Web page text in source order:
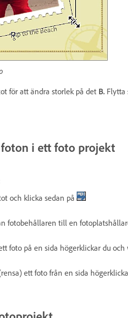
för att ändra storlek på det B. Flytta
i ett foto­ projekt
och klicka sedan på
fotobehållaren till en
foto på en sida högerklickar du och
ett foto från en sida